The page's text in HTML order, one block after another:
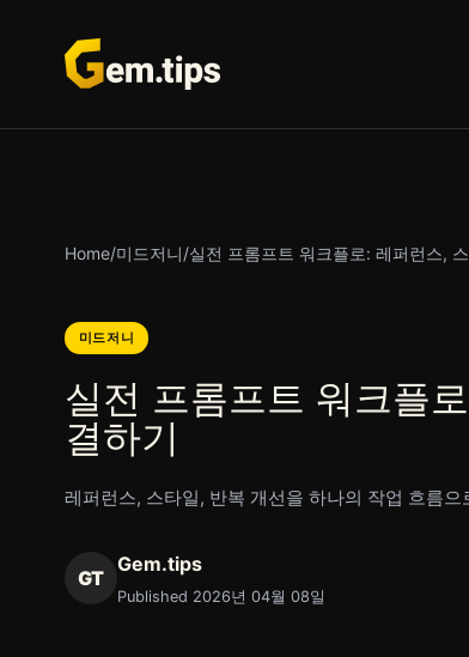
건
Home/미드저니/실전 프롬프트 워크플로: 레퍼런스,
미드저니
실전 프롬프트 워크플
결하기
레퍼런스, 스타일, 반복 개선을 하나의 작업 흐름
GT
Gem.tips
Published 2026년 04월 08일